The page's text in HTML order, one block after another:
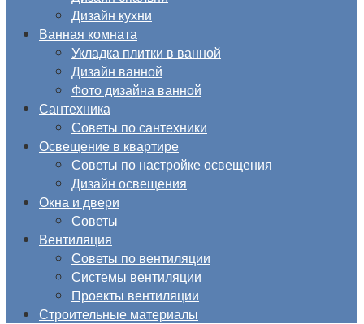
Дизайн кухни
Ванная комната
Укладка плитки в ванной
Дизайн ванной
Фото дизайна ванной
Сантехника
Советы по сантехники
Освещение в квартире
Советы по настройке освещения
Дизайн освещения
Окна и двери
Советы
Вентиляция
Советы по вентиляции
Системы вентиляции
Проекты вентиляции
Строительные материалы